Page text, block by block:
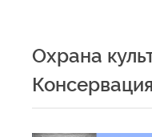
Охрана